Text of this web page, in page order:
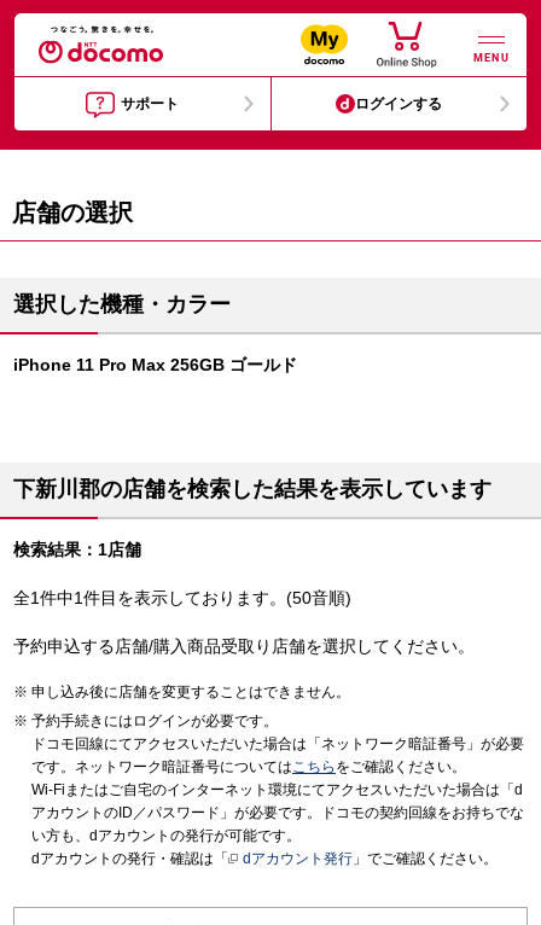
MENU
サポート ログインする
店舗の選択
選択した機種・カラー
iPhone 11 Pro Max 256GB ゴールド
下新川郡の店舗を検索した結果を表示しています
検索結果：1店舗
全1件中1件目を表示しております。(50音順)
予約申込する店舗/購入商品受取り店舗を選択してください。
申し込み後に店舗を変更することはできません。
予約手続きにはログインが必要です。
ドコモ回線にてアクセスいただいた場合は「ネットワーク暗証番号」が必要
です。ネットワーク暗証番号についてはこちら をご確認ください。
Wi-Fiまたはご自宅のインターネット環境にてアクセスいただいた場合は「d
アカウントのID／パスワード」が必要です。ドコモの契約回線をお持ちでな
い方も、dアカウントの発行が可能です。
dアカウントの発行・確認は「
dアカウント発行 」でご確認ください。